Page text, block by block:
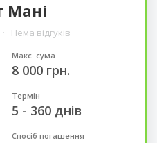
Мані
Нема відгуків
Макс. сума
8 000 грн.
Термін
5 - 360 днів
Спосіб погашення